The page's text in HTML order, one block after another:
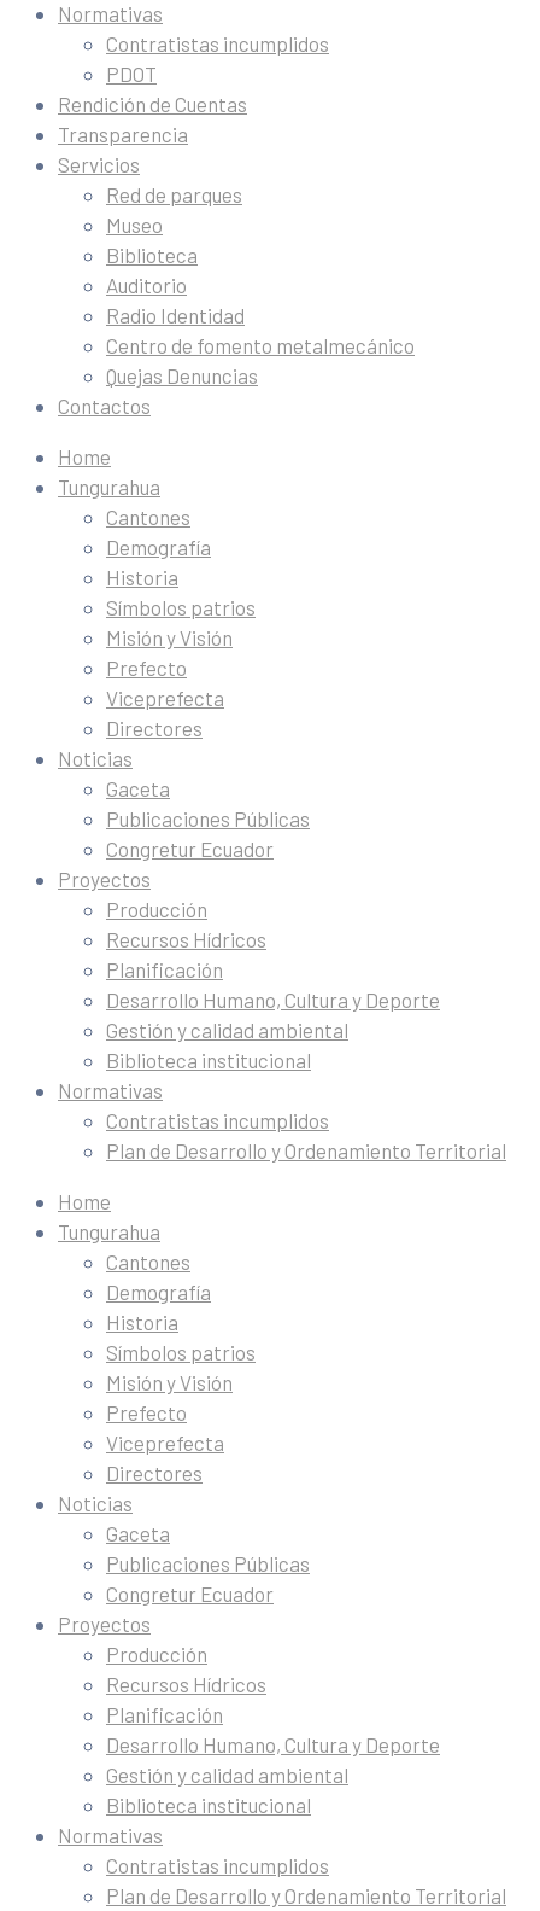
Normativas
Contratistas incumplidos
PDOT
Rendición de Cuentas
Transparencia
Servicios
Red de parques
Museo
Biblioteca
Auditorio
Radio Identidad
Centro de fomento metalmecánico
Quejas Denuncias
Contactos
Home
Tungurahua
Cantones
Demografía
Historia
Símbolos patrios
Misión y Visión
Prefecto
Viceprefecta
Directores
Noticias
Gaceta
Publicaciones Públicas
Congretur Ecuador
Proyectos
Producción
Recursos Hídricos
Planificación
Desarrollo Humano, Cultura y Deporte
Gestión y calidad ambiental
Biblioteca institucional
Normativas
Contratistas incumplidos
Plan de Desarrollo y Ordenamiento Territorial
Home
Tungurahua
Cantones
Demografía
Historia
Símbolos patrios
Misión y Visión
Prefecto
Viceprefecta
Directores
Noticias
Gaceta
Publicaciones Públicas
Congretur Ecuador
Proyectos
Producción
Recursos Hídricos
Planificación
Desarrollo Humano, Cultura y Deporte
Gestión y calidad ambiental
Biblioteca institucional
Normativas
Contratistas incumplidos
Plan de Desarrollo y Ordenamiento Territorial